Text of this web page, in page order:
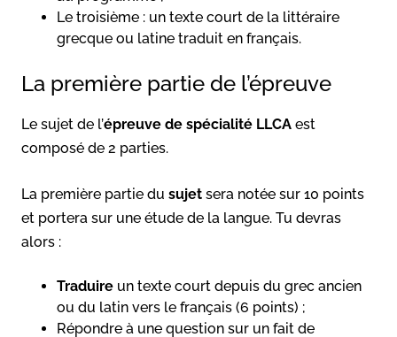
Le troisième : un texte court de la littéraire
grecque ou latine traduit en français.
La première partie de l’épreuve
Le sujet de l’épreuve de spécialité LLCA est
composé de 2 parties.
La première partie du sujet sera notée sur 10 points
et portera sur une étude de la langue. Tu devras
alors :
Traduire un texte court depuis du grec ancien
ou du latin vers le français (6 points) ;
Répondre à une question sur un fait de